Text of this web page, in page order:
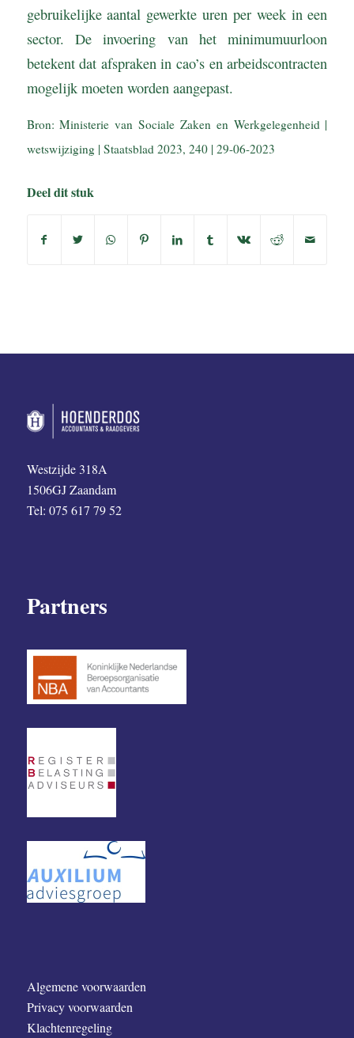
gebruikelijke aantal gewerkte uren per week in een
sector. De invoering van het minimumuurloon
betekent dat afspraken in cao’s en arbeidscontracten
mogelijk moeten worden aangepast.
Bron: Ministerie van Sociale Zaken en Werkgelegenheid |
wetswijziging | Staatsblad 2023, 240 | 29-06-2023
Deel dit stuk
Westzijde 318A
1506GJ Zaandam
Tel: 075 617 79 52
Partners
Algemene voorwaarden
Privacy voorwaarden
Klachtenregeling